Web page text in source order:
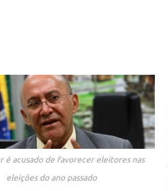
é acusado de favorecer eleitores nas
eleições do ano passado